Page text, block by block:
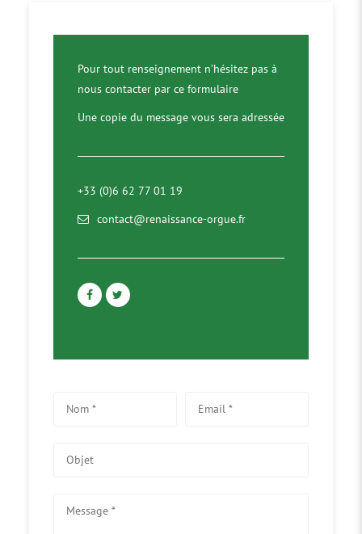
Pour tout renseignement n’hésitez pas à
nous contacter par ce formulaire
Une copie du message vous sera adressée
+33 (0)6 62 77 01 19
contact@renaissance-orgue.fr